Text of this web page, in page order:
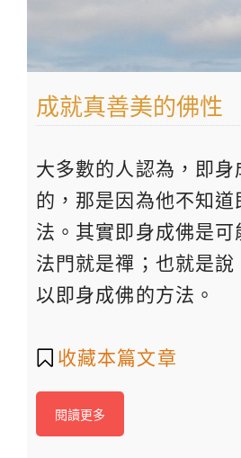
成就真善美的佛性
大多數的人認為，即身
的，那是因為他不知道
法。其實即身成佛是可
法門就是禪；也就是說
以即身成佛的方法。
收藏本篇文章
閱讀更多